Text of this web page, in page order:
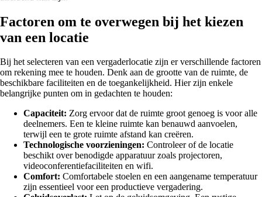
Factoren om te overwegen bij het kiezen
van een locatie
Bij het selecteren van een vergaderlocatie zijn er verschillende factoren
om rekening mee te houden. Denk aan de grootte van de ruimte, de
beschikbare faciliteiten en de toegankelijkheid. Hier zijn enkele
belangrijke punten om in gedachten te houden:
Capaciteit: Zorg ervoor dat de ruimte groot genoeg is voor alle
deelnemers. Een te kleine ruimte kan benauwd aanvoelen,
terwijl een te grote ruimte afstand kan creëren.
Technologische voorzieningen: Controleer of de locatie
beschikt over benodigde apparatuur zoals projectoren,
videoconferentiefaciliteiten en wifi.
Comfort: Comfortabele stoelen en een aangename temperatuur
zijn essentieel voor een productieve vergadering.